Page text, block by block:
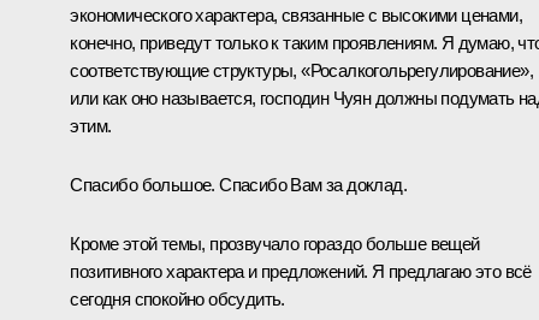
экономического характера, связанные с высокими ценами,
конечно, приведут только к таким проявлениям. Я думаю,
соответствующие структуры, «Росалкогольрегулирование»,
или как оно называется, господин Чуян должны подумать
этим.
Спасибо большое. Спасибо Вам за доклад.
Кроме этой темы, прозвучало гораздо больше вещей
позитивного характера и предложений. Я предлагаю это всё
сегодня спокойно обсудить.